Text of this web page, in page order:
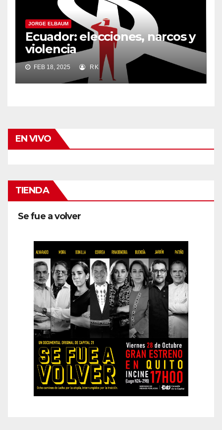
JORGE ELBAUM
Ecuador: elecciones, narcos y
violencia
FEB 18, 2025 RK
EN VIVO
TIENDA
Se fue a volver